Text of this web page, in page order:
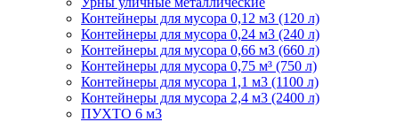
Контейнеры для мусора 0,12 м3 (120 л)
Контейнеры для мусора 0,24 м3 (240 л)
Контейнеры для мусора 0,66 м3 (660 л)
Контейнеры для мусора 0,75 м³ (750 л)
Контейнеры для мусора 1,1 м3 (1100 л)
Контейнеры для мусора 2,4 м3 (2400 л)
ПУХТО 6 м3